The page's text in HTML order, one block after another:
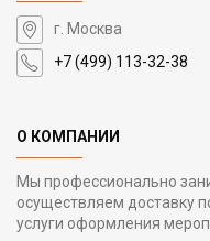
г. Москва
+7 (499) 113-32-38
О КОМПАНИИ
Мы профессионально
осуществляем доставку
услуги оформления